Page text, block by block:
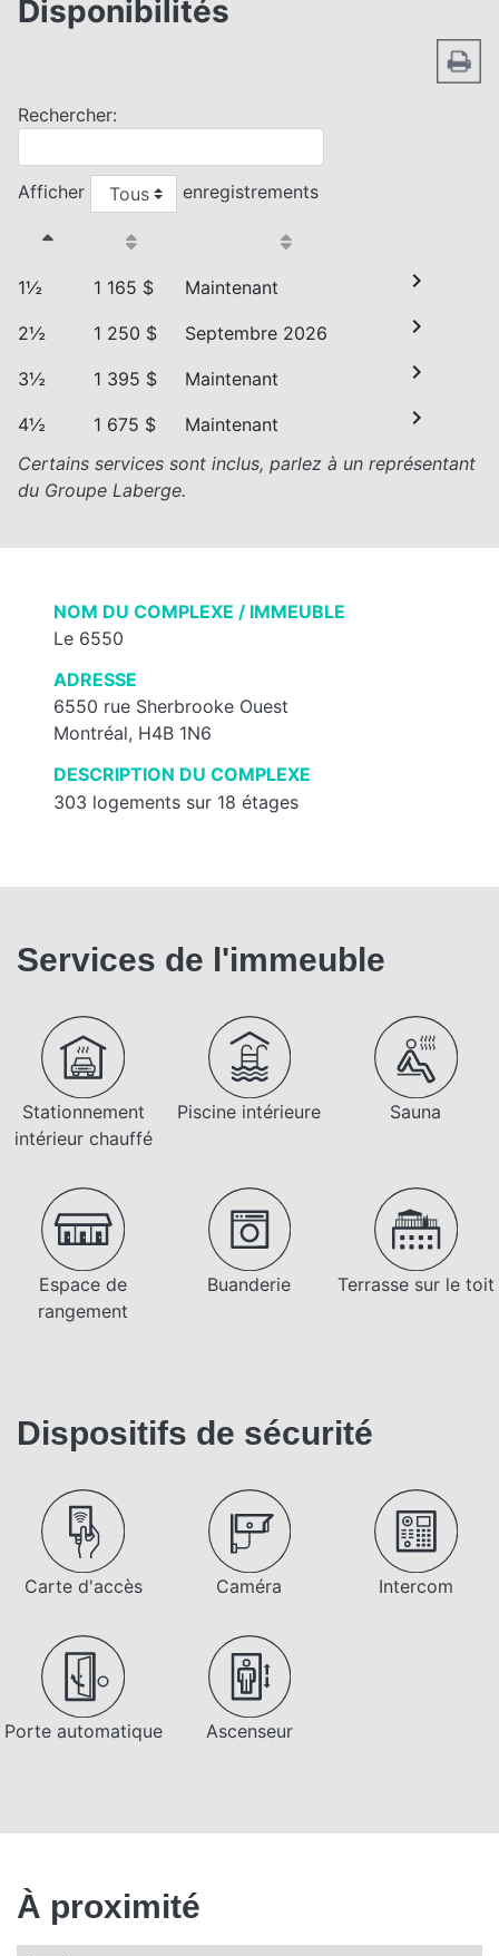
Disponibilités
Rechercher:
Afficher enregistrements
1½ 1 165 $ Maintenant chevron_right
2½ 1 250 $ Septembre 2026 chevron_right
3½ 1 395 $ Maintenant chevron_right
4½ 1 675 $ Maintenant chevron_right
Certains services sont inclus, parlez à un représentant
du Groupe Laberge.
NOM DU COMPLEXE / IMMEUBLE
Le 6550
ADRESSE
6550 rue Sherbrooke Ouest
Montréal, H4B 1N6
DESCRIPTION DU COMPLEXE
303 logements sur 18 étages
Services de l'immeuble
Stationnement
intérieur chauffé
Piscine intérieure Sauna
Espace de
rangement
Buanderie Terrasse sur le toit
Dispositifs de sécurité
Carte d'accès Caméra Intercom
Porte automatique Ascenseur
À proximité